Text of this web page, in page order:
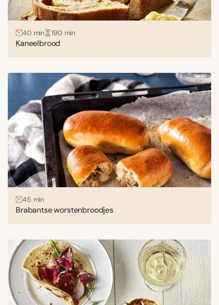
40 min 190 min
Kaneelbrood
45 min
Brabantse worstenbroodjes